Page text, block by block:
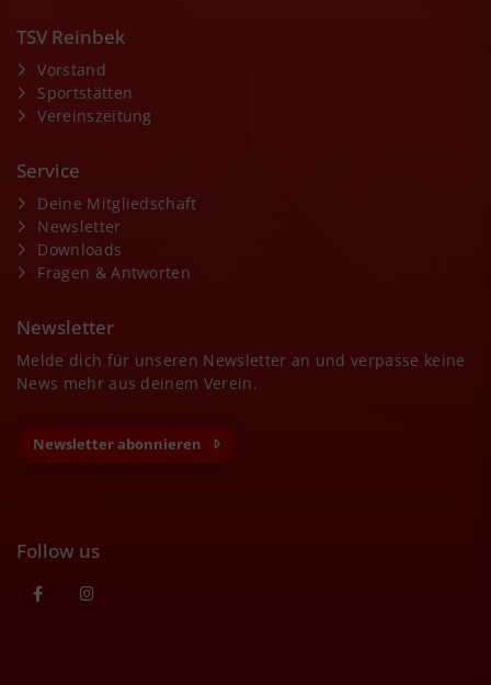
TSV Reinbek
Vorstand
Sportstätten
Vereinszeitung
Service
Deine Mitgliedschaft
Newsletter
Downloads
Fragen & Antworten
Newsletter
Melde dich für unseren Newsletter an und verpasse keine
News mehr aus deinem Verein.
Newsletter abonnieren
Follow us